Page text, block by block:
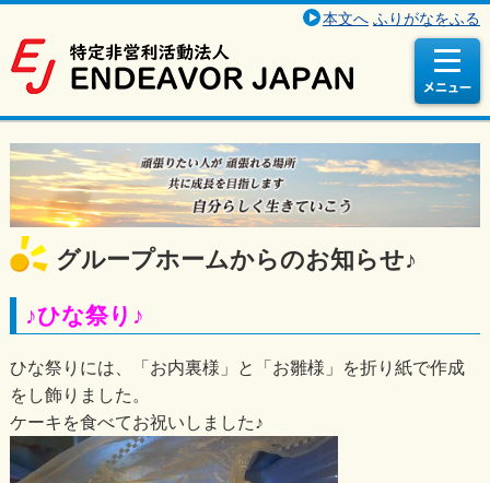
本文へ ふりがなをふる
グループホームからのお知らせ♪
♪ひな祭り♪
ひな祭りには、「お内裏様」と「お雛様」を折り紙で作成
をし飾りました。
ケーキを食べてお祝いしました♪